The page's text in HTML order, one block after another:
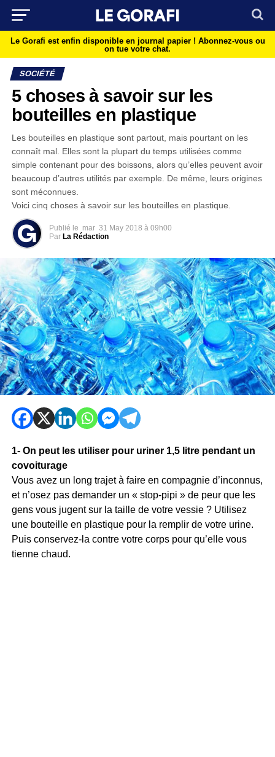
Le Gorafi est enfin disponible en journal papier ! Abonnez-vous ou
on tue votre chat.
SOCIÉTÉ
5 choses à savoir sur les
bouteilles en plastique
Les bouteilles en plastique sont partout, mais pourtant on les
connaît mal. Elles sont la plupart du temps utilisées comme
simple contenant pour des boissons, alors qu’elles peuvent avoir
beaucoup d’autres utilités par exemple. De même, leurs origines
sont méconnues.
Voici cinq choses à savoir sur les bouteilles en plastique.
Publié le mar 31 May 2018 à 09h00
Par La Rédaction
1- On peut les utiliser pour uriner 1,5 litre pendant un
covoiturage
Vous avez un long trajet à faire en compagnie d’inconnus,
et n’osez pas demander un « stop-pipi » de peur que les
gens vous jugent sur la taille de votre vessie ? Utilisez
une bouteille en plastique pour la remplir de votre urine.
Puis conservez-la contre votre corps pour qu’elle vous
tienne chaud.